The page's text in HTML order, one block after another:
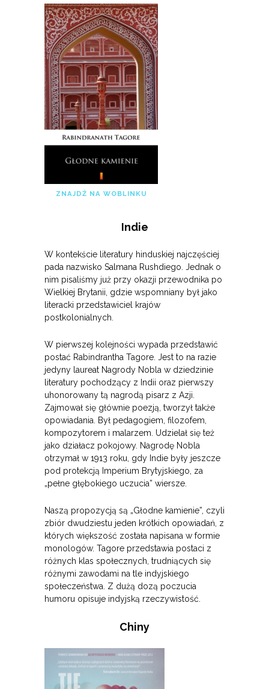
ZNAJDŹ NA WOBLINKU
Indie
W kontekście literatury hinduskiej najczęściej
pada nazwisko Salmana Rushdiego. Jednak o
nim pisaliśmy już przy okazji przewodnika po
Wielkiej Brytanii, gdzie wspomniany był jako
literacki przedstawiciel krajów
postkolonialnych.
W pierwszej kolejności wypada przedstawić
postać Rabindrantha Tagore. Jest to na razie
jedyny laureat Nagrody Nobla w dziedzinie
literatury pochodzący z Indii oraz pierwszy
uhonorowany tą nagrodą pisarz z Azji.
Zajmował się głównie poezją, tworzył także
opowiadania. Był pedagogiem, filozofem,
kompozytorem i malarzem. Udzielał się też
jako działacz pokojowy. Nagrodę Nobla
otrzymał w 1913 roku, gdy Indie były jeszcze
pod protekcją Imperium Brytyjskiego, za
„pełne głębokiego uczucia” wiersze.
Naszą propozycją są „Głodne kamienie”, czyli
zbiór dwudziestu jeden krótkich opowiadań, z
których większość została napisana w formie
monologów. Tagore przedstawia postaci z
różnych klas społecznych, trudniących się
różnymi zawodami na tle indyjskiego
społeczeństwa. Z dużą dozą poczucia
humoru opisuje indyjską rzeczywistość.
Chiny